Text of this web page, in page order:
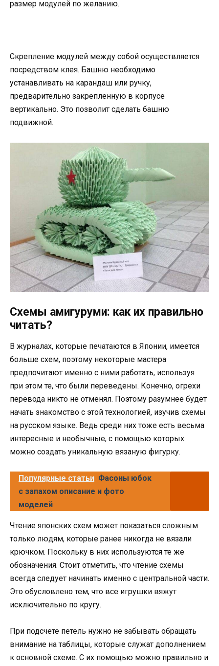
размер модулей по желанию.
Скрепление модулей между собой осуществляется
посредством клея. Башню необходимо
устанавливать на карандаш или ручку,
предварительно закрепленную в корпусе
вертикально. Это позволит сделать башню
подвижной.
Схемы амигуруми: как их правильно
читать?
В журналах, которые печатаются в Японии, имеется
больше схем, поэтому некоторые мастера
предпочитают именно с ними работать, используя
при этом те, что были переведены. Конечно, огрехи
перевода никто не отменял. Поэтому разумнее будет
начать знакомство с этой технологией, изучив схемы
на русском языке. Ведь среди них тоже есть весьма
интересные и необычные, с помощью которых
можно создать уникальную вязаную фигурку.
Популярные статьи Фасоны юбок
с запахом описание и фото
моделей
Чтение японских схем может показаться сложным
только людям, которые ранее никогда не вязали
крючком. Поскольку в них используются те же
обозначения. Стоит отметить, что чтение схемы
всегда следует начинать именно с центральной части.
Это обусловлено тем, что все игрушки вяжут
исключительно по кругу.
При подсчете петель нужно не забывать обращать
внимание на таблицы, которые служат дополнением
к основной схеме. С их помощью можно правильно и